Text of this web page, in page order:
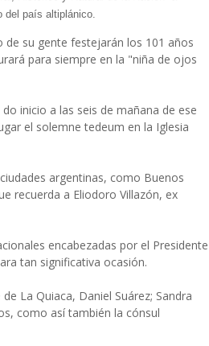
del país altiplánico.
su gente festejarán los 101 años
para siempre en la "niña de ojos
inicio a las seis de mañana de ese
el solemne tedeum en la Iglesia
argentinas, como Buenos
recuerda a Eliodoro Villazón, ex
encabezadas por el Presidente
tan significativa ocasión.
La Quiaca, Daniel Suárez; Sandra
como así también la cónsul